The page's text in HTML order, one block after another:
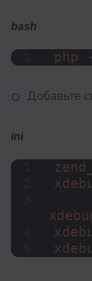
bash
php
Добавьте
ini